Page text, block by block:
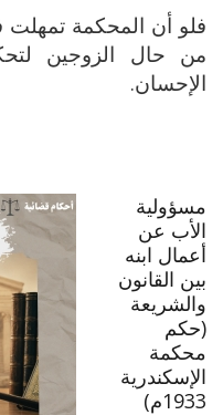
فلو أن المحكمة
من حال الزوجين
الإحسان.
مسؤولية
الأب عن
أعمال ابنه
بين القانون
والشريعة
(حكم
محكمة
الإسكندرية
1933م)